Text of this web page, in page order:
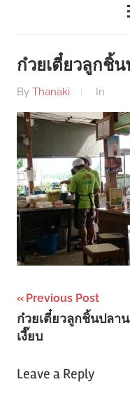
ก๋วยเตี๋ยวลูกชิ้น
By Thanaki In
Post
navigation
Previous Post
ก๋วยเตี๋ยวลูกชิ้นปลา
เงี๊ยบ
Leave a Reply